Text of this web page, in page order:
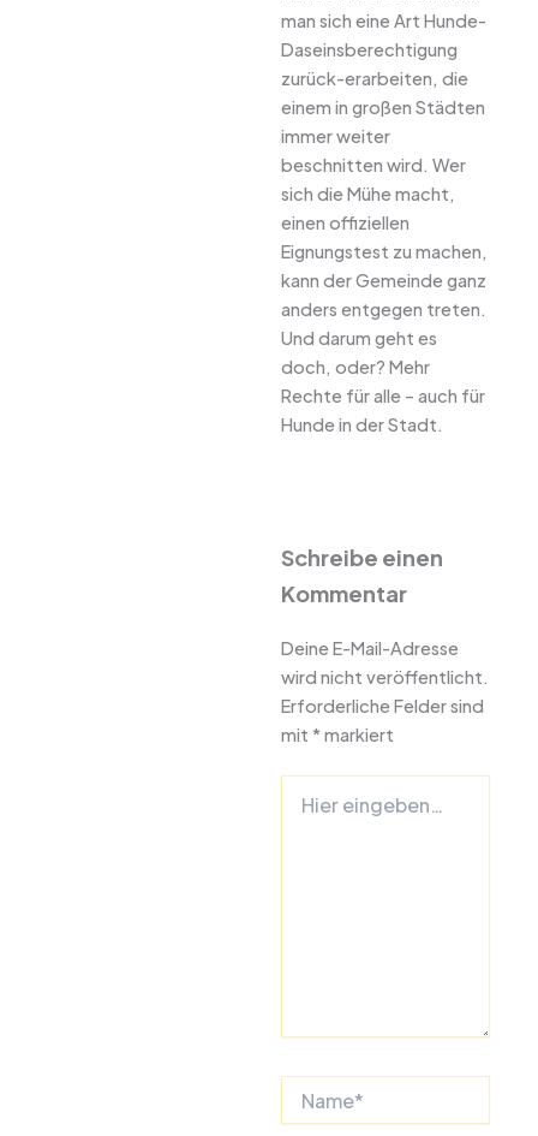
man sich eine Art Hunde-
Daseinsberechtigung
zurück-erarbeiten, die
einem in großen Städten
immer weiter
beschnitten wird. Wer
sich die Mühe macht,
einen offiziellen
Eignungstest zu machen,
kann der Gemeinde ganz
anders entgegen treten.
Und darum geht es
doch, oder? Mehr
Rechte für alle – auch für
Hunde in der Stadt.
Schreibe einen
Kommentar
Deine E-Mail-Adresse
wird nicht veröffentlicht.
Erforderliche Felder sind
mit * markiert
eingeben…